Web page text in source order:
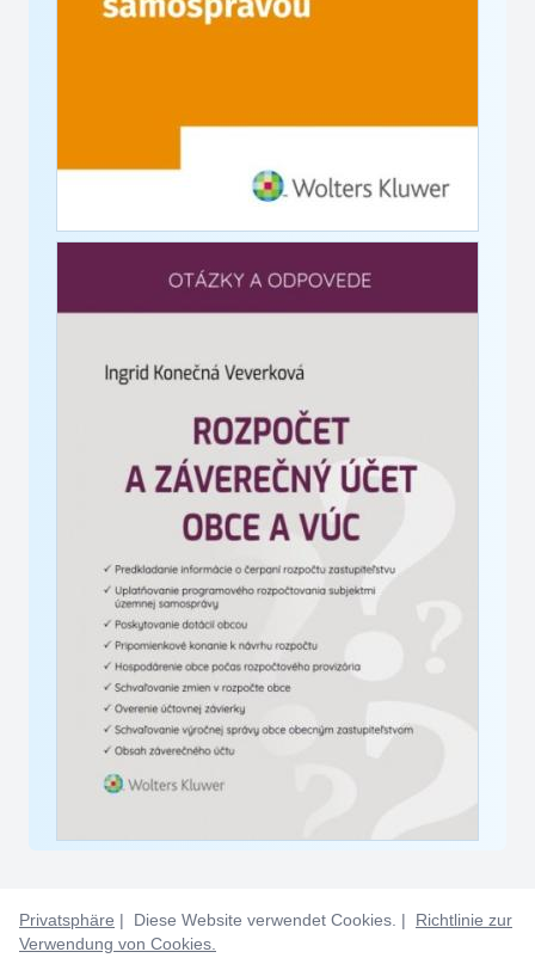
Privatsphäre | Diese Website verwendet Cookies. | Richtlinie zur
Verwendung von Cookies.